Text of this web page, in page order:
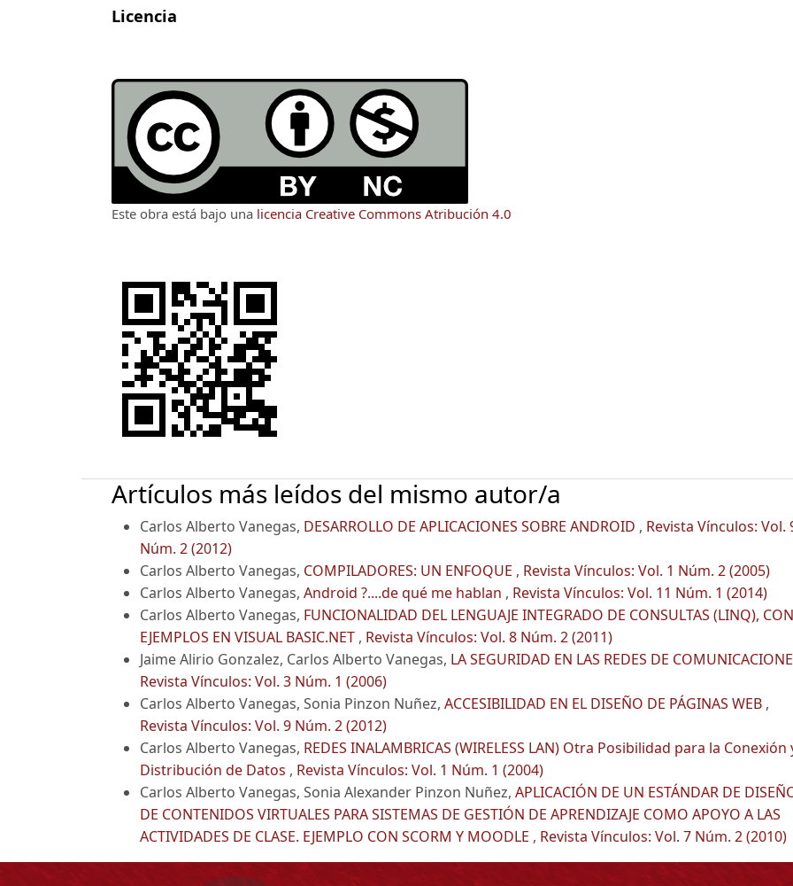
Licencia
Este obra está bajo una licencia Creative Commons Atribución 4.0
Artículos más leídos del mismo autor/a
Carlos Alberto Vanegas, DESARROLLO DE APLICACIONES SOBRE ANDROID , Revista Vínculos: Vol.
Núm. 2 (2012)
Carlos Alberto Vanegas, COMPILADORES: UN ENFOQUE , Revista Vínculos: Vol. 1 Núm. 2 (2005)
Carlos Alberto Vanegas, Android ?....de qué me hablan , Revista Vínculos: Vol. 11 Núm. 1 (2014)
Carlos Alberto Vanegas, FUNCIONALIDAD DEL LENGUAJE INTEGRADO DE CONSULTAS (LINQ), CON
EJEMPLOS EN VISUAL BASIC.NET , Revista Vínculos: Vol. 8 Núm. 2 (2011)
Jaime Alirio Gonzalez, Carlos Alberto Vanegas, LA SEGURIDAD EN LAS REDES DE
Revista Vínculos: Vol. 3 Núm. 1 (2006)
Carlos Alberto Vanegas, Sonia Pinzon Nuñez, ACCESIBILIDAD EN EL DISEÑO DE PÁGINAS WEB ,
Revista Vínculos: Vol. 9 Núm. 2 (2012)
Carlos Alberto Vanegas, REDES INALAMBRICAS (WIRELESS LAN) Otra Posibilidad para la Conexión
Distribución de Datos , Revista Vínculos: Vol. 1 Núm. 1 (2004)
Carlos Alberto Vanegas, Sonia Alexander Pinzon Nuñez, APLICACIÓN DE UN ESTÁNDAR DE
DE CONTENIDOS VIRTUALES PARA SISTEMAS DE GESTIÓN DE APRENDIZAJE COMO APOYO A LAS
ACTIVIDADES DE CLASE. EJEMPLO CON SCORM Y MOODLE , Revista Vínculos: Vol. 7 Núm. 2 (2010)